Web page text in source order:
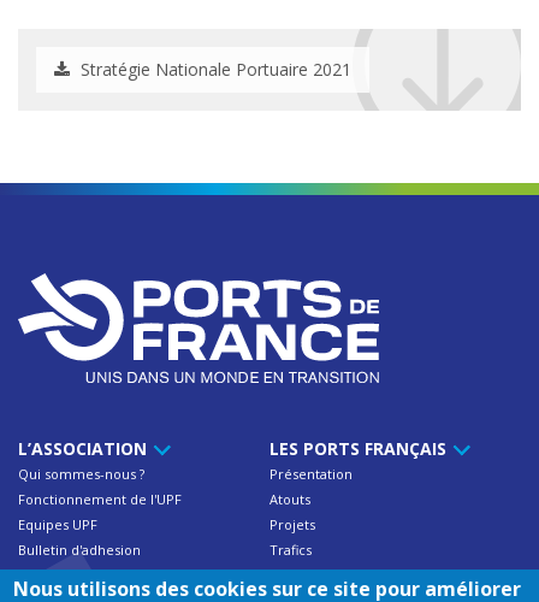
Stratégie Nationale Portuaire 2021
L’ASSOCIATION
Qui sommes-nous ?
Fonctionnement de l'UPF
Equipes UPF
Bulletin d'adhesion
Contact
LES PORTS FRANÇAIS
Présentation
Atouts
Projets
Trafics
Nous utilisons des cookies sur ce site pour améliorer